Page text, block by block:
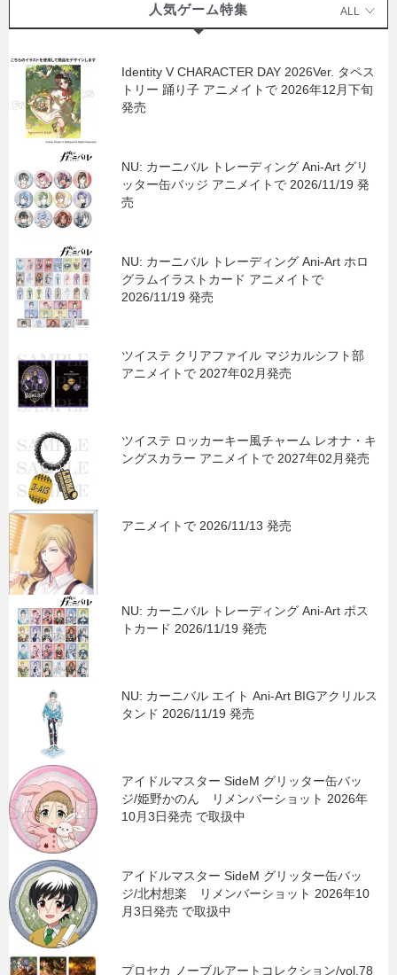
人気ゲーム特集 ALL
Identity V CHARACTER DAY 2026Ver. タペス
トリー 踊り子 アニメイトで 2026年12月下旬
発売
NU: カーニバル トレーディング Ani-Art グリ
ッター缶バッジ アニメイトで 2026/11/19 発
売
NU: カーニバル トレーディング Ani-Art ホロ
グラムイラストカード アニメイトで
2026/11/19 発売
ツイステ クリアファイル マジカルシフト部
アニメイトで 2027年02月発売
ツイステ ロッカーキー風チャーム レオナ・キ
ングスカラー アニメイトで 2027年02月発売
アニメイトで 2026/11/13 発売
NU: カーニバル トレーディング Ani-Art ポス
トカード 2026/11/19 発売
NU: カーニバル エイト Ani-Art BIGアクリルス
タンド 2026/11/19 発売
アイドルマスター SideM グリッター缶バッ
ジ/姫野かのん リメンバーショット 2026年
10月3日発売 で取扱中
アイドルマスター SideM グリッター缶バッ
ジ/北村想楽 リメンバーショット 2026年10
月3日発売 で取扱中
プロセカ ノーブルアートコレクション/vol.78